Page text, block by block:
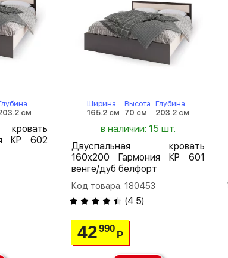
см
КР 602
Ширина
165.2 см
Высота
70 см
Глубина
203.2 см
в наличии: 15 шт.
Двуспальная кровать
160х200 Гармония КР 601
венге/дуб белфорт
Код товара: 180453
(4.5)
42990
Р